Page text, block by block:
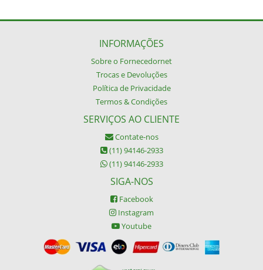
INFORMAÇÕES
Sobre o Fornecedornet
Trocas e Devoluções
Política de Privacidade
Termos & Condições
SERVIÇOS AO CLIENTE
Contate-nos
(11) 94146-2933
(11) 94146-2933
SIGA-NOS
Facebook
Instagram
Youtube